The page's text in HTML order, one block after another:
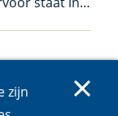
zijn
En
te geven
VN heeft